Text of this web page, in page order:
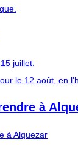
juillet.
le 12 août, en
à